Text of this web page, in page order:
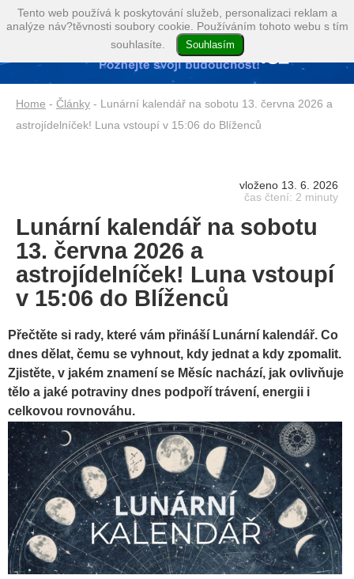
Home - Články - Lunární kalendář na sobotu 13. června 2026 a
astrojídelníček! Luna vstoupí v 15:06 do Blíženců
vloženo 13. 6. 2026
čas čtení: 2 minuty
Lunární kalendář na sobotu
13. června 2026 a
astrojídelníček! Luna vstoupí
v 15:06 do Blíženců
Přečtěte si rady, které vám přináší Lunární kalendář. Co
dnes dělat, čemu se vyhnout, kdy jednat a kdy zpomalit.
Zjistěte, v jakém znamení se Měsíc nachází, jak ovlivňuje
tělo a jaké potraviny dnes podpoří trávení, energii i
celkovou rovnováhu.
Tento web používá k poskytování služeb, personalizaci reklam a
analýze náv?těvnosti soubory cookie. Používáním tohoto webu s tím
souhlasíte.